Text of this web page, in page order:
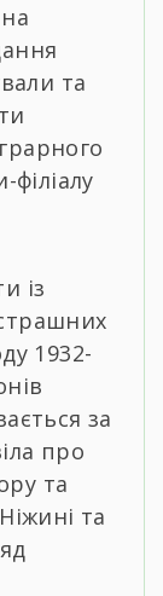
та
філіалу
із
1932-
за
про
та
та